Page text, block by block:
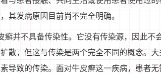
其发病原因目前尚不完全明确。
癣并不具备传染性。它没有传染源，因此不
散，但这与传染是两个完全不同的概念。
导致的传染。面对牛皮癣这一疾病，患者无